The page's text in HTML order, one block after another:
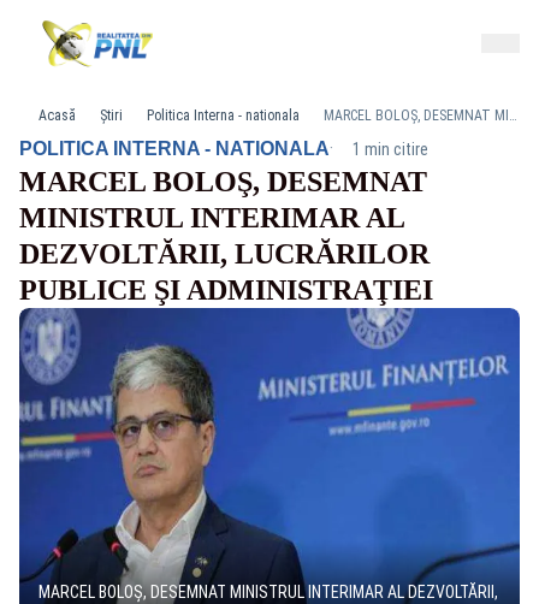
Acasă Știri Politica Interna - nationala MARCEL BOLOŞ, DESEMNAT MINISTRUL INTERIMAR AL DEZVOLTĂRII, LUCRĂRILOR PUBLICE ŞI ADMINISTRAŢIEI
POLITICA INTERNA - NATIONALA· 1 min citire
MARCEL BOLOŞ, DESEMNAT
MINISTRUL INTERIMAR AL
DEZVOLTĂRII, LUCRĂRILOR
PUBLICE ŞI ADMINISTRAŢIEI
MARCEL BOLOŞ, DESEMNAT MINISTRUL INTERIMAR AL DEZVOLTĂRII,